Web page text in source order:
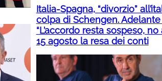
Italia-Spagna, “divorzio”
colpa di Schengen.
“L’accordo resta sospeso, no
15 agosto la resa dei conti